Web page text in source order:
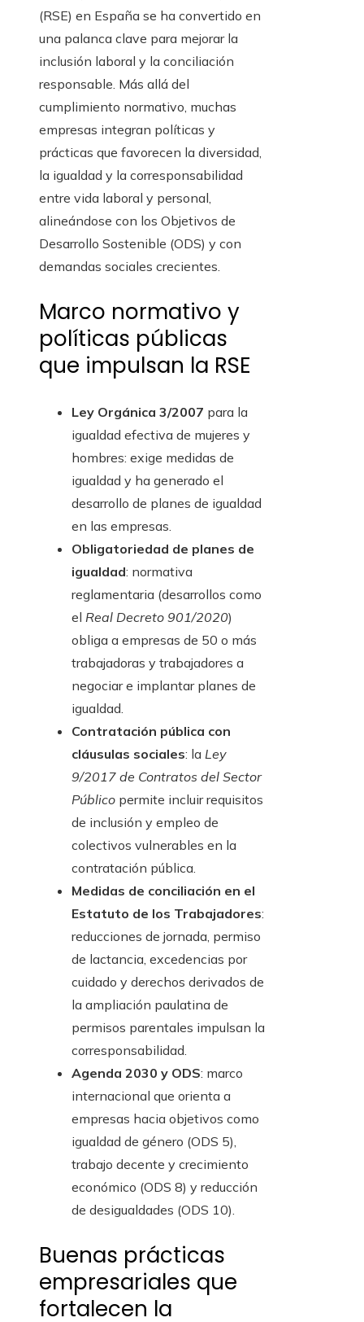
(RSE) en España se ha convertido en
una palanca clave para mejorar la
inclusión laboral y la conciliación
responsable. Más allá del
cumplimiento normativo, muchas
empresas integran políticas y
prácticas que favorecen la diversidad,
la igualdad y la corresponsabilidad
entre vida laboral y personal,
alineándose con los Objetivos de
Desarrollo Sostenible (ODS) y con
demandas sociales crecientes.
Marco normativo y
políticas públicas
que impulsan la RSE
Ley Orgánica 3/2007 para la
igualdad efectiva de mujeres y
hombres: exige medidas de
igualdad y ha generado el
desarrollo de planes de igualdad
en las empresas.
Obligatoriedad de planes de
igualdad: normativa
reglamentaria (desarrollos como
el Real Decreto 901/2020)
obliga a empresas de 50 o más
trabajadoras y trabajadores a
negociar e implantar planes de
igualdad.
Contratación pública con
cláusulas sociales: la Ley
9/2017 de Contratos del Sector
Público permite incluir requisitos
de inclusión y empleo de
colectivos vulnerables en la
contratación pública.
Medidas de conciliación en el
Estatuto de los Trabajadores:
reducciones de jornada, permiso
de lactancia, excedencias por
cuidado y derechos derivados de
la ampliación paulatina de
permisos parentales impulsan la
corresponsabilidad.
Agenda 2030 y ODS: marco
internacional que orienta a
empresas hacia objetivos como
igualdad de género (ODS 5),
trabajo decente y crecimiento
económico (ODS 8) y reducción
de desigualdades (ODS 10).
Buenas prácticas
empresariales que
fortalecen la